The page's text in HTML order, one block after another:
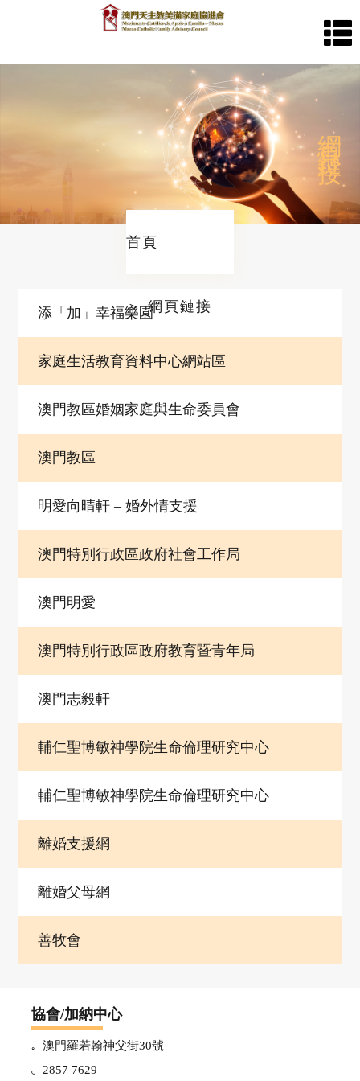
婚
姻
家
庭
輔
導
中
心
最
網頁
鏈接
首頁
＞ 網頁鏈接
添「加」幸福樂園
家庭生活教育資料中心網站區
澳門教區婚姻家庭與生命委員會
澳門教區
明愛向晴軒 – 婚外情支援
澳門特別行政區政府社會工作局
澳門明愛
澳門特別行政區政府教育暨青年局
澳門志毅軒
輔仁聖博敏神學院生命倫理研究中心
輔仁聖博敏神學院生命倫理研究中心
離婚支援網
離婚父母網
善牧會
協會/加納中心
澳門羅若翰神父街30號
2857 7629